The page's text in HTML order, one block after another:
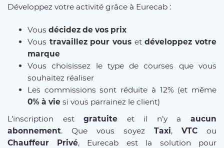
Développez votre activité grâce à Eurecab :
Vous décidez de vos prix
Vous travaillez pour vous etdéveloppez votre
marque
Vous choisissez le type de courses que vous
souhaitez réaliser
Les commissions sont réduite à 12% (et même
0% à vie si vous parrainez le client)
L’inscription estgratuite et il n’y aaucun
abonnement. Que vous soyez Taxi, VTC ou
Chauffeur Privé, Eurecab est la solution pour